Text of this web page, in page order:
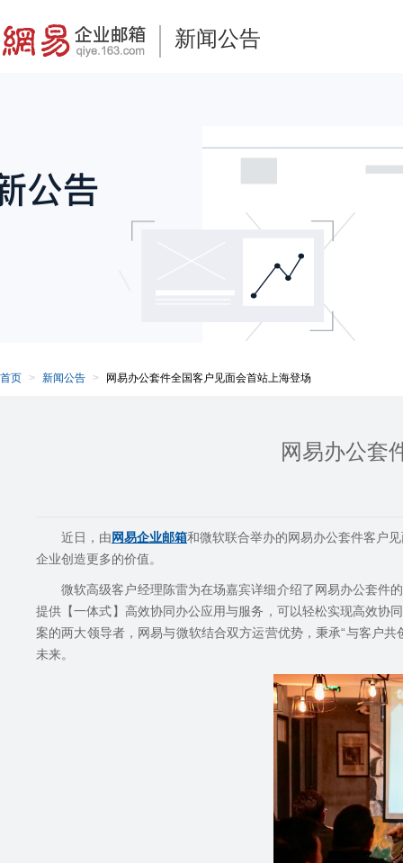
新闻公告
首页 新闻公告 网易办公套件全国客户见面会首站上海登场
网易办公套
近日，由网易企业邮箱和微软联合举办的网易办公套件客户
企业创造更多的价值。
微软高级客户经理陈雷为在场嘉宾详细介绍了网易办公套件
提供【一体式】高效协同办公应用与服务，可以轻松实现高效协
案的两大领导者，网易与微软结合双方运营优势，秉承“与客户共
未来。